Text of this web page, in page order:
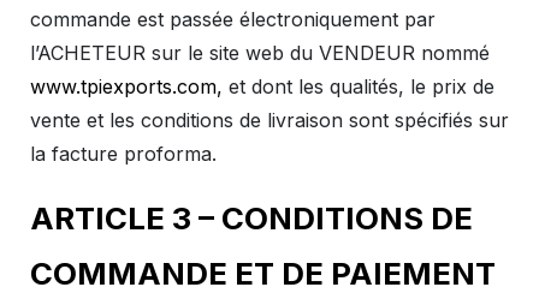
commande est passée électroniquement par
l’ACHETEUR sur le site web du VENDEUR nommé
www.tpiexports.com, et dont les qualités, le prix de
vente et les conditions de livraison sont spécifiés sur
la facture proforma.
ARTICLE 3 – CONDITIONS DE
COMMANDE ET DE PAIEMENT